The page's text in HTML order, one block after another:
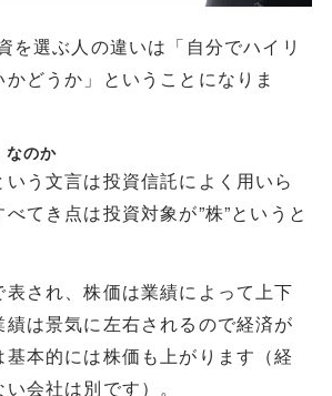
を選ぶ人の違いは「自分でハイリ
どうか」ということになりま
なのか
いう文言は投資信託によく用いら
てき点は投資対象が”株”というと
され、株価は業績によって上下
績は景気に左右されるので経済が
本的には株価も上がります（経
会社は別です）。